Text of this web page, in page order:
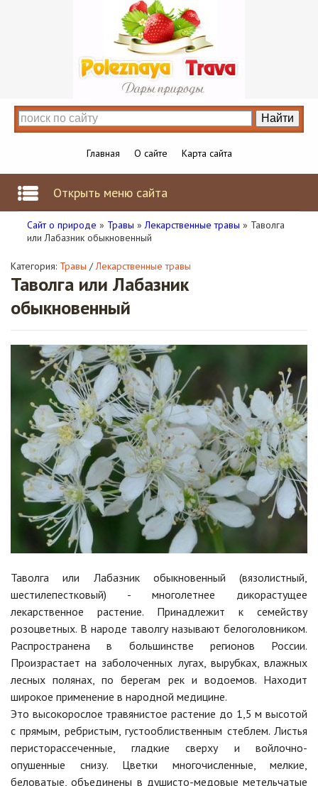
Главная О сайте Карта сайта
Открыть меню сайта
Сайт о природе » Травы »Лекарственные травы » Таволга
или Лабазник обыкновенный
Категория: Травы /Лекарственные травы
Таволга или Лабазник
обыкновенный
Таволга или Лабазник обыкновенный (вязолистный,
шестилепестковый) - многолетнее дикорастущее
лекарственное растение. Принадлежит к семейству
розоцветных. В народе таволгу называют белоголовником.
Распространена в большинстве регионов России.
Произрастает на заболоченных лугах, вырубках, влажных
лесных полянах, по берегам рек и водоемов. Находит
широкое применение в народной медицине.
Это высокорослое травянистое растение до 1,5 м высотой
с прямым, ребристым, густооблиственным стеблем. Листья
перисторассеченные, гладкие сверху и войлочно-
опушенные снизу. Цветки многочисленные, мелкие,
беловатые, объединены в душисто-медовые метельчатые